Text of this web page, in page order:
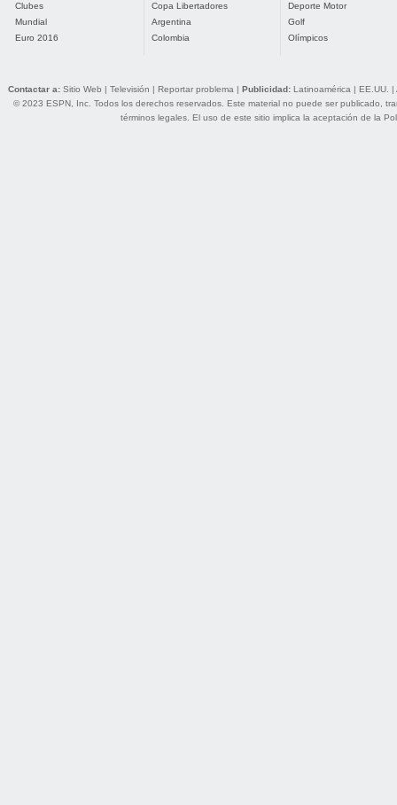
Clubes
Mundial
Euro 2016
Copa Libertadores
Argentina
Colombia
Deporte Motor
Golf
Olímpicos
Contactar a: Sitio Web | Televisión | Reportar problema | Publicidad: Latinoamérica | EE.UU. |
© 2023 ESPN, Inc. Todos los derechos reservados. Este material no puede ser publicado,
términos legales. El uso de este sitio implica la aceptación de la